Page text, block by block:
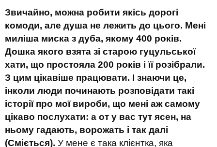
Звичайно, можна робити якісь дорогі
комоди, але душа не лежить до цього. Мені
миліша миска з дуба, якому 400 років.
Дошка якого взята зі старою гуцульської
хати, що простояла 200 років і її розібрали.
З цим цікавіше працювати. І знаючи це,
інколи люди починають розповідати такі
історії про мої вироби, що мені аж самому
цікаво послухати: а от у вас тут ясен, на
ньому гадають, ворожать і так далі
(Сміється). У мене є така клієнтка, яка